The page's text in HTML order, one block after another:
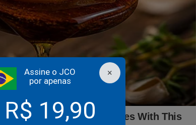
×
Assine o JCO
por apenas
R$ 19,90
em anular as condenações da Lava Jato?
preservar a composição do Supremo, terá todos
e à impunidade!
”.
fazer aos deputados não signatários da PEC
a CPI.